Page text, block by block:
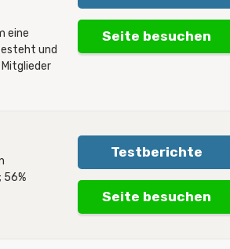
eine
und
Seite besuchen
; 56%
Testberichte
Seite besuchen